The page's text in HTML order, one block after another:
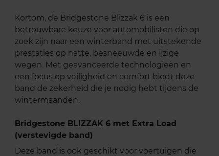
Kortom, de Bridgestone Blizzak 6 is een
betrouwbare keuze voor automobilisten die op
zoek zijn naar een winterband met uitstekende
prestaties op natte, besneeuwde en ijzige
wegen. Met geavanceerde technologieën en
een focus op veiligheid en comfort biedt deze
band de zekerheid die je nodig hebt tijdens de
wintermaanden.
Bridgestone BLIZZAK 6 met Extra Load
(verstevigde band)
Deze band is ook geschikt voor voertuigen die